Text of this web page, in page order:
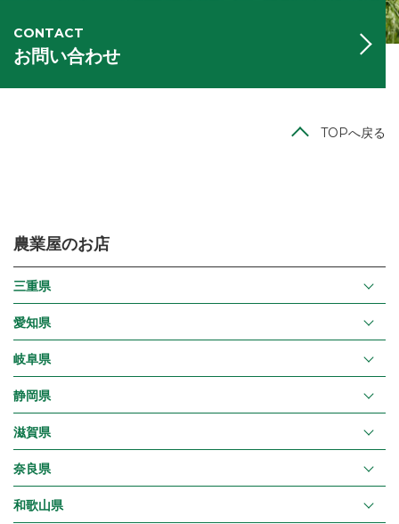
CONTACT
お問い合わせ
TOPへ戻る
農業屋のお店
三重県
愛知県
岐阜県
静岡県
滋賀県
奈良県
和歌山県